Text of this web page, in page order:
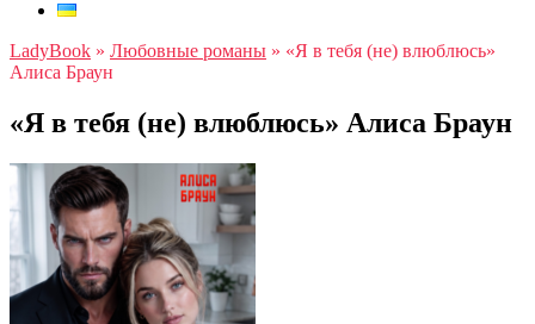
LadyBook » Любовные романы » «Я в тебя (не) влюблюсь»
Алиса Браун
«Я в тебя (не) влюблюсь» Алиса Браун